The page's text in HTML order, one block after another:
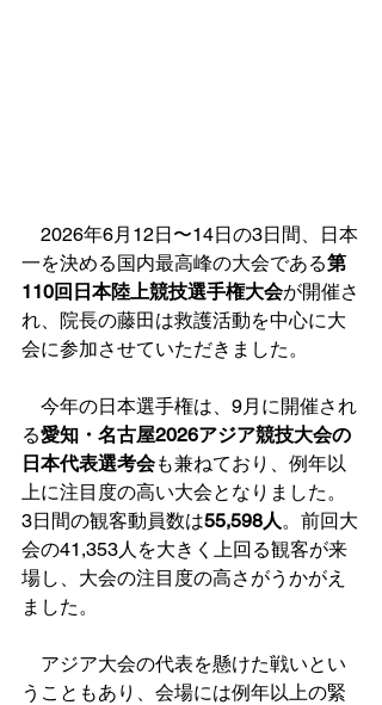
2026年6月12日〜14日の3日間、日本
一を決める国内最高峰の大会である第
110回日本陸上競技選手権大会が開催さ
れ、院長の藤田は救護活動を中心に大
会に参加させていただきました。
今年の日本選手権は、9月に開催され
る愛知・名古屋2026アジア競技大会の
日本代表選考会も兼ねており、例年以
上に注目度の高い大会となりました。
3日間の観客動員数は55,598人 。前回大
会の41,353人を大きく上回る観客が来
場し、大会の注目度の高さがうかがえ
ました。
アジア大会の代表を懸けた戦いとい
うこともあり、会場には例年以上の緊